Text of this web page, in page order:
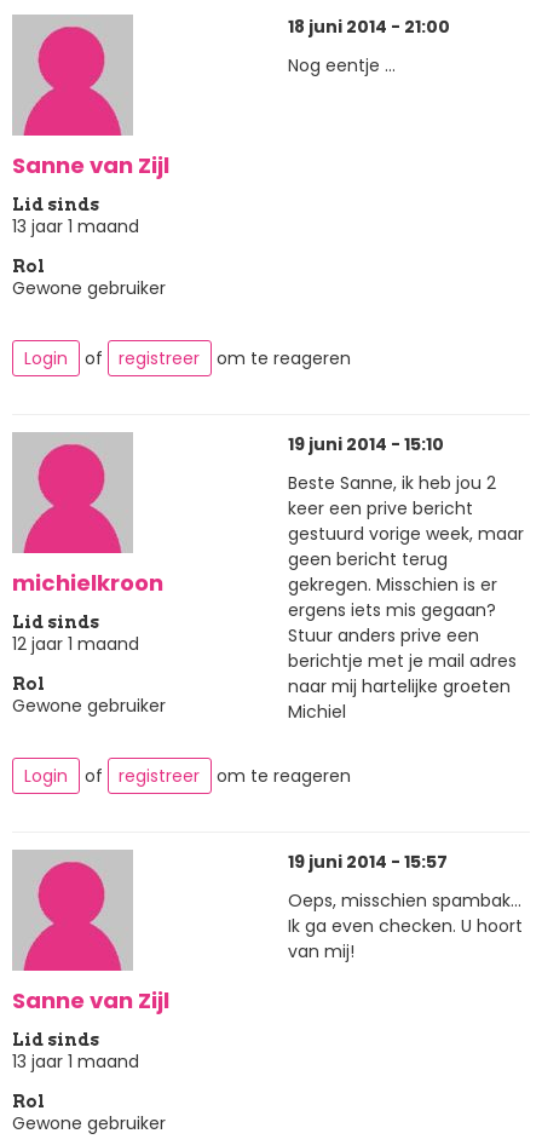
Sanne van Zijl
Lid sinds
13 jaar 1 maand
Rol
Gewone gebruiker
18 juni 2014 - 21:00
Nog eentje ...
Login of registreer om te reageren
michielkroon
Lid sinds
12 jaar 1 maand
Rol
Gewone gebruiker
19 juni 2014 - 15:10
Beste Sanne, ik heb jou 2
keer een prive bericht
gestuurd vorige week, maar
geen bericht terug
gekregen. Misschien is er
ergens iets mis gegaan?
Stuur anders prive een
berichtje met je mail adres
naar mij hartelijke groeten
Michiel
Login of registreer om te reageren
Sanne van Zijl
Lid sinds
13 jaar 1 maand
Rol
Gewone gebruiker
19 juni 2014 - 15:57
Oeps, misschien spambak...
Ik ga even checken. U hoort
van mij!